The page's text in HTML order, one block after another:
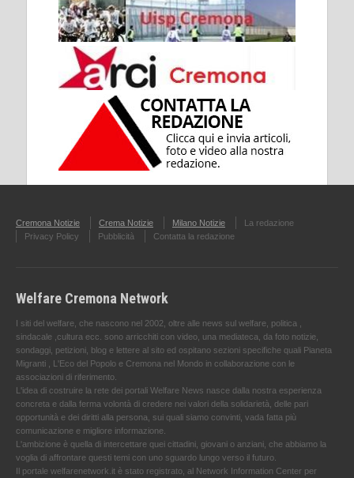
Cremona Notizie Crema Notizie Milano Notizie
La redazione
Privacy Policy
Pubblicità Contatta la redazione
Welfare Cremona Network
I siti del welfare, che nascono nel 2002, oltre alle news sul welfare, politica ,
sindacale ,cultura ecc. sono arricchiti con video, una mediateca, da foto notizie,
sondaggi, petizioni, blog e lettere al sito ed ospitano sezioni specifiche quali Pianeta
Migranti , L'Eco del Popolo e Cremona nel Mondo in collaborazione con le
associazioni di riferimento.
L'idea di costruire la rete dei portali Welfare News nasce dalla nostra esperienza
concreta e dalla ferma volontà di credere nei valori della solidarietà, delle pari
opportunità e dei diritti alla persona, sui quali siamo convinti, vada fatta più
comunicazione e migliore informazione.
L'ambizione è quella di intercettare quei cittadini, giovani o anziani, che abbiamo la
voglia di affrontare questi temi con uno sguardo lungo verso il futuro.
Il portale welfarenetwork.it è stato registrato, al Network Information Center per